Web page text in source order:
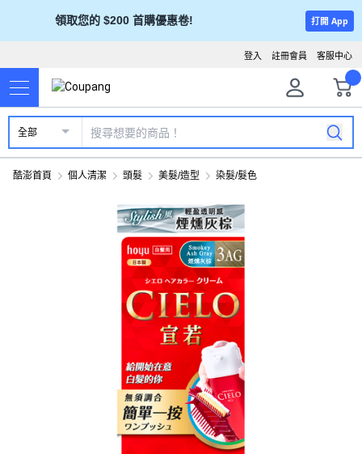
領取您的 $200 首購優惠卷! 打開 App
客服中心
註冊會員
登入
全部
酷澎首頁 個人清潔 頭髮 美髮/造型 染髮/髮色